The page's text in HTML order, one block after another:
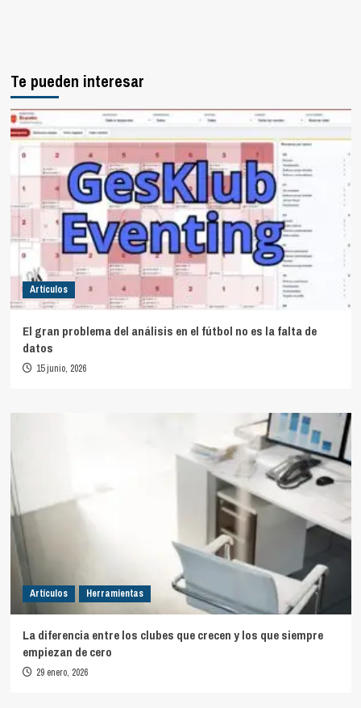
Te pueden interesar
Artículos
El gran problema del análisis en el fútbol no es la falta de
datos
15 junio, 2026
Artículos Herramientas
La diferencia entre los clubes que crecen y los que siempre
empiezan de cero
29 enero, 2026